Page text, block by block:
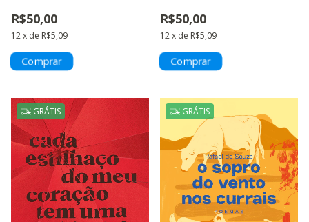
R$50,00
12x de R$5,09
R$50,00
12x de R$5,09
GRÁTIS GRÁTIS